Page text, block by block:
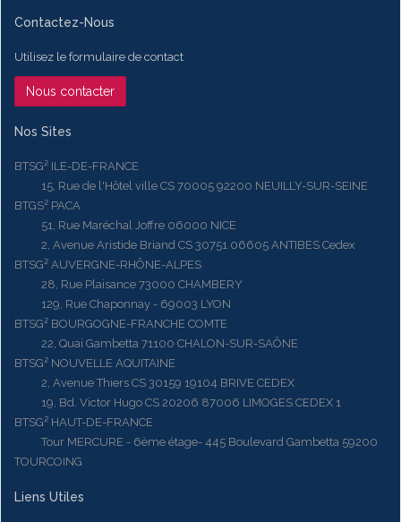
Contactez-Nous
Utilisez le formulaire de contact
Nous contacter
Nos Sites
BTSG² ILE-DE-FRANCE
15, Rue de l'Hôtel ville CS 70005 92200 NEUILLY-SUR-SEINE
BTGS² PACA
51, Rue Maréchal Joffre 06000 NICE
2, Avenue Aristide Briand CS 30751 06605 ANTIBES Cedex
BTSG² AUVERGNE-RHÔNE-ALPES
28, Rue Plaisance 73000 CHAMBERY
129, Rue Chaponnay - 69003 LYON
BTSG² BOURGOGNE-FRANCHE COMTE
22, Quai Gambetta 71100 CHALON-SUR-SAÔNE
BTSG² NOUVELLE AQUITAINE
2, Avenue Thiers CS 30159 19104 BRIVE CEDEX
19, Bd. Victor Hugo CS 20206 87006 LIMOGES CEDEX 1
BTSG² HAUT-DE-FRANCE
Tour MERCURE - 6ème étage- 445 Boulevard Gambetta 59200
TOURCOING
Liens Utiles